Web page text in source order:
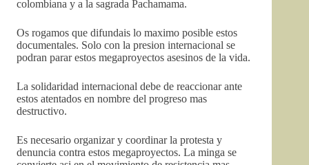
colombiana y a la sagrada Pachamama.
Os rogamos que difundais lo maximo posible estos
documentales. Solo con la presion internacional se
podran parar estos megaproyectos asesinos de la vida.
La solidaridad internacional debe de reaccionar ante
estos atentados en nombre del progreso mas
destructivo.
Es necesario organizar y coordinar la protesta y
denuncia contra estos megaproyectos. La minga se